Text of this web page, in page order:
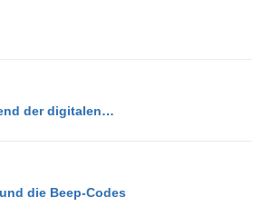
der digitalen…
die Beep-Codes